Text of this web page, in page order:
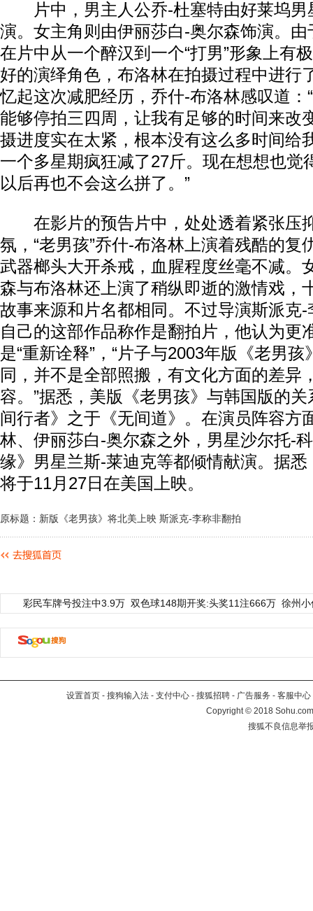
片中，男主人公乔-杜塞特由好莱坞男
演。女主角则由伊丽莎白-奥尔森饰演。
在片中从一个醉汉到一个“打男”形象上有
好的演绎角色，布洛林在拍摄过程中进行
忆起这次减肥经历，乔什-布洛林感叹道：
能够停拍三四周，让我有足够的时间来改
摄进度实在太紧，根本没有这么多时间给
一个多星期疯狂减了27斤。现在想想也觉
以后再也不会这么拼了。”
在影片的预告片中，处处透着紧张压
氛，“老男孩”乔什-布洛林上演着残酷的复
武器榔头大开杀戒，血腥程度丝毫不减。
森与布洛林还上演了稍纵即逝的激情戏，
故事来源和片名都相同。不过导演斯派克
自己的这部作品称作是翻拍片，他认为更
是“重新诠释”，“片子与2003年版《老男
同，并不是全部照搬，有文化方面的差异
容。”据悉，美版《老男孩》与韩国版的
间行者》之于《无间道》。在演员阵容方
林、伊丽莎白-奥尔森之外，男星沙尔托-
缘》男星兰斯-莱迪克等都倾情献演。据
将于11月27日在美国上映。
原标题：新版《老男孩》将北美上映 斯派克-李称非翻拍
彩民车牌号投注中3.9万 双色球148期开奖:头奖11注666万 徐州
设置首页 - 搜狗输入法 - 支付中心 - 搜狐招聘 - 广告服务 - 客服中心
Copyright©2018
搜狐不良信息举